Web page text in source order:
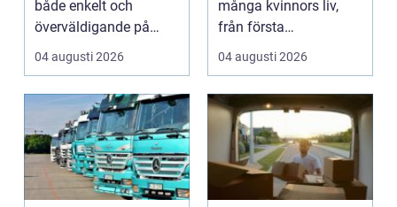
både enkelt och
överväldigande på
samma gång. Utbudet
är stor...
04 augusti 2026
många kvinnors liv,
från första
preventivmedelsrådgiv
ninge...
04 augusti 2026